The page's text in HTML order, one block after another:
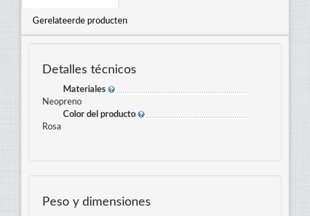
Gerelateerde producten
Detalles técnicos
Materiales
Neopreno
Color del producto
Rosa
Peso y dimensiones